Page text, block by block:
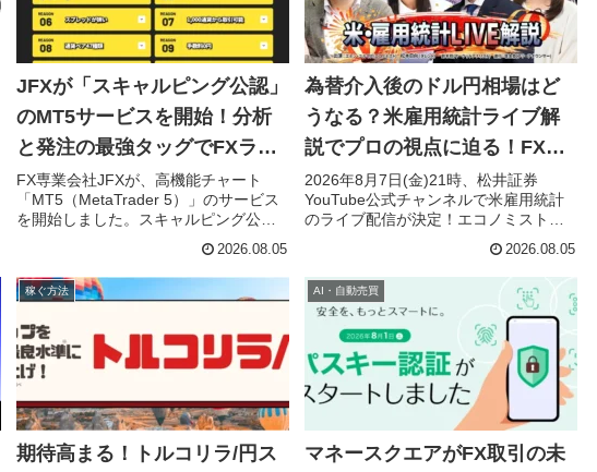
JFXが「スキャルピング公認」
のMT5サービスを開始！分析
と発注の最強タッグでFXライ
フがさらに加速
FX専業会社JFXが、高機能チャート
「MT5（MetaTrader 5）」のサービス
を開始しました。スキャルピング公認
の取引環境とMT5の強力な分析機能が
融合し、トレーダーの皆さんのFXライ
フを次のステージへと導きます。オリ
コン顧客満足度®調査FX部門で2年連続
安心と信頼の取引環境に注目です。
2026.08.05
為替介入後のドル円相場はど
うなる？米雇用統計ライブ解
説でプロの視点に迫る！FXフ
ァン必見！
2026年8月7日(金)21時、松井証券
YouTube公式チャンネルで米雇用統計
のライブ配信が決定！エコノミストの
エミン・ユルマズ氏と松井証券マーケ
ットアナリストの鈴木翔氏が、為替介
入後の米ドル/円相場をリアルタイムで
徹底解説します。FX初心者代表の松本
日向氏も参加し、チャットでの質問も
受け付け。最新の市場動向と投資戦略
を学び、あなたのFXトレードを次のレ
ベルへ押し上げましょう！
2026.08.05
稼ぐ方法
期待高まる！トルコリラ/円ス
AI・自動売買
マネースクエアがFX取引の未